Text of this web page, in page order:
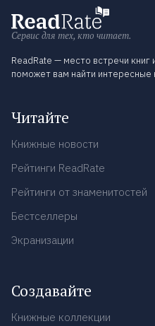
Сервис для тех, кто читает.
ReadRate — место встречи
поможет вам найти интересные
Читайте
Книжные новости
Рейтинги ReadRate
Рейтинги от знаменитостей
Бестселлеры
Экранизации
Создавайте
Книжные коллекции